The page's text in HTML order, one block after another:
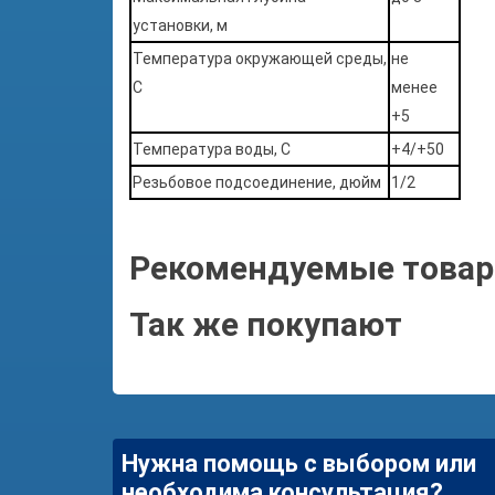
установки, м
Температура окружающей среды,
С
не
менее
+5
Температура воды, С
+4/+50
Резьбовое подсоединение, дюйм
1/2
Рекомендуемые
Так же покупают
Нужна помощь с выбором или